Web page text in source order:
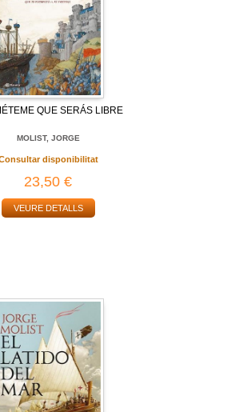
QUE SERÁS LIBRE
MOLIST, JORGE
disponibilitat
23,50 €
VEURE DETALLS